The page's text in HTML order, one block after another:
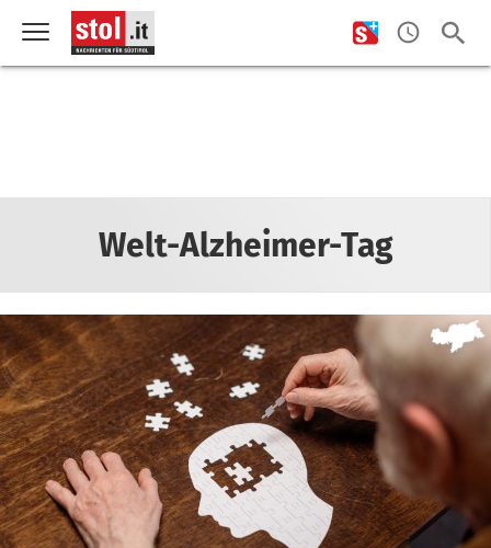
Welt-Alzheimer-Tag